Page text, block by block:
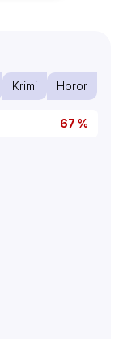
Krimi Horor
67 %